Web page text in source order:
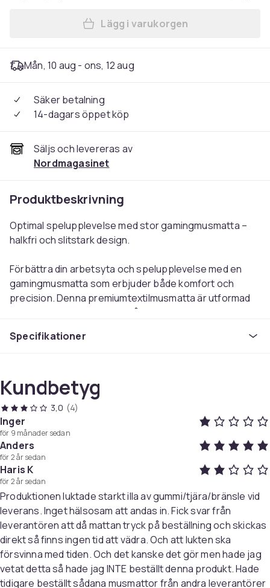
Lägg till Musmatta Roblox
Lägg i varukorgen
Mån, 10 aug - ons, 12 aug
Säker betalning
14-dagars öppet köp
Säljs och levereras av
Nordmagasinet
Produktbeskrivning
Optimal spelupplevelse med stor gamingmusmatta –
halkfri och slitstark design.
Förbättra din arbetsyta och spelupplevelse med en
gamingmusmatta som erbjuder både komfort och
precision. Denna premiumtextilmusmatta är utformad
för att möta behoven hos både seriösa gamers och
stickade kant förhindrar den slitage och bibehåller sin
idealisk för allt från intensiva spelsessioner till kreativa
projekt och dagligt arbete.
Den stabila gummibotten håller musmattan på plats,
även under de mest intensiva gaming-matcherna eller
hektiska arbetsdagarna. Den mjuka textilytan
garanterar smidiga rörelser för din mus, vilket ger dig
den kontroll och precision du behöver. En musmatta
som inte bara är praktisk utan också en stilfull
förlängning av ditt skrivbord.
Specifikationer:
Storlek:90 x 40 cm
Tjocklek:3 mm
Specifikationer
Kundbetyg
3,0 (4)
Inger
för 9 månader sedan
Anders
för 2 år sedan
Haris K
för 2 år sedan
Produktionen luktade starkt illa av gummi/tjära/bränsle vid
leverans. Inget hälsosam att andas in. Fick svar från
leverantören att då mattan tryck på beställning och skickas
direkt så finns ingen tid att vädra. Och att lukten ska
försvinna med tiden. Och det kanske det gör men hade jag
vetat detta så hade jag INTE beställt denna produkt. Hade
tidigare beställt sådana musmattor från andra leverantörer